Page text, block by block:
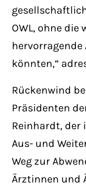
OWL, ohne
könnten,“
Rückenwind
Präsidenten
Reinhardt, der
Aus- und
Weg zur
Ärztinnen und